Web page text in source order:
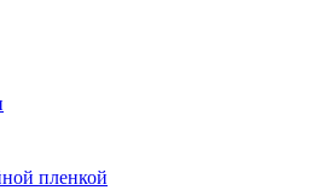
пленкой